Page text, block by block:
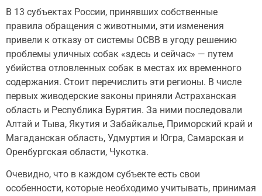
В 13 субъектах России, принявших собственные
правила обращения с животными, эти изменения
привели к отказу от системы ОСВВ в угоду решению
проблемы уличных собак «здесь и сейчас» — путем
убийства отловленных собак в местах их временного
содержания. Стоит перечислить эти регионы. В числе
первых живодерские законы приняли Астраханская
область и Республика Бурятия. За ними последовали
Алтай и Тыва, Якутия и Забайкалье, Приморский край и
Магаданская область, Удмуртия и Югра, Самарская и
Оренбургская области, Чукотка.
Очевидно, что в каждом субъекте есть свои
особенности, которые необходимо учитывать, принимая